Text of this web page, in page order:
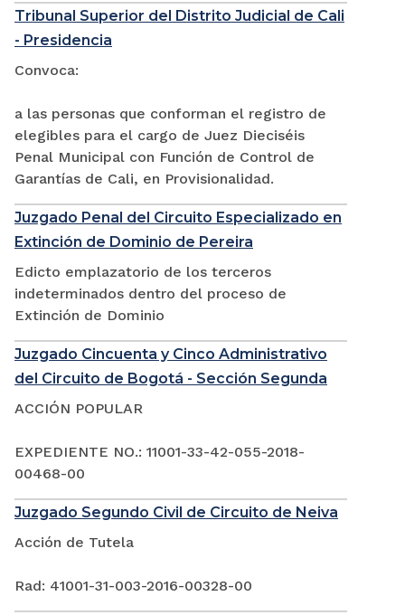
Tribunal Superior del Distrito Judicial de Cali
- Presidencia
Convoca:
a las personas que conforman el registro de
elegibles para el cargo de Juez Dieciséis
Penal Municipal con Función de Control de
Garantías de Cali, en Provisionalidad.
Juzgado Penal del Circuito Especializado en
Extinción de Dominio de Pereira
Edicto emplazatorio de los terceros
indeterminados dentro del proceso de
Extinción de Dominio
Juzgado Cincuenta y Cinco Administrativo
del Circuito de Bogotá - Sección Segunda
ACCIÓN POPULAR
EXPEDIENTE NO.: 11001-33-42-055-2018-
00468-00
Juzgado Segundo Civil de Circuito de Neiva
Acción de Tutela
Rad: 41001-31-003-2016-00328-00